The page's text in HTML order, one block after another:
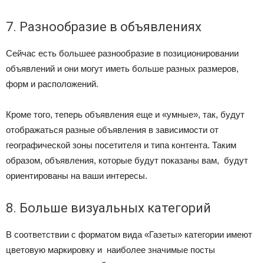
7. Разнообразие в объявлениях
Сейчас есть большее разнообразие в позиционировании
объявлений и они могут иметь больше разных размеров,
форм и расположений.
Кроме того, теперь объявления еще и «умные», так, будут
отображаться разные объявления в зависимости от
географической зоны посетителя и типа контента. Таким
образом, объявления, которые будут показаны вам, будут
ориентированы на ваши интересы.
8. Больше визуальных категорий
В соответствии с форматом вида «Газеты» категории имеют
цветовую маркировку и наиболее значимые посты